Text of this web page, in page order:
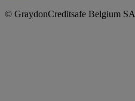
© GraydonCreditsafe Belgium SA